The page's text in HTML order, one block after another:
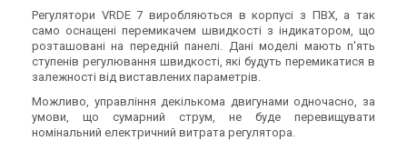
Регулятори VRDE 7 виробляються в корпусі з ПВХ, а так
само оснащені перемикачем швидкості з індикатором, що
розташовані на передній панелі. Дані моделі мають п'ять
ступенів регулювання швидкості, які будуть перемикатися в
залежності від виставлених параметрів.
Можливо, управління декількома двигунами одночасно, за
умови, що сумарний струм, не буде перевищувати
номінальний електричний витрата регулятора.